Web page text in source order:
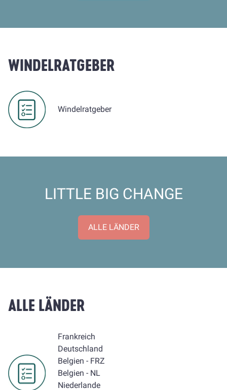
WINDELRATGEBER
Windelratgeber
LITTLE BIG CHANGE
ALLE LÄNDER
ALLE LÄNDER
Frankreich
Deutschland
Belgien - FRZ
Belgien - NL
Niederlande